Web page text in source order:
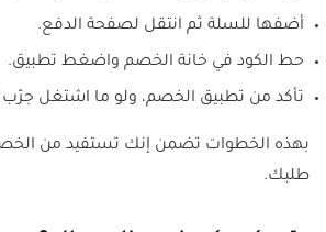
أضفها للسلة ثم انتقل لصفحة الدفع.
حط الكود في خانة الخصم واضغط تطبيق.
تأكد من تطبيق الخصم، ولو ما اشتغل جرّب
بهذه الخطوات تضمن إنك تستفيد من
طلبك.